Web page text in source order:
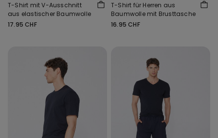
T-Shirt mit V-Ausschnitt
aus elastischer Baumwolle
17.95 CHF
T-Shirt für Herren aus
Baumwolle mit Brusttasche
16.95 CHF